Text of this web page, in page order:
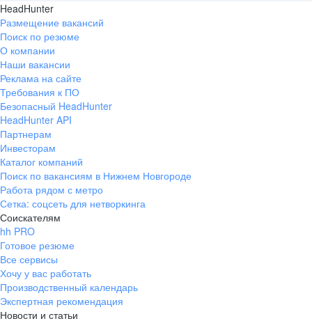
HeadHunter
Размещение вакансий
Поиск по резюме
О компании
Наши вакансии
Реклама на сайте
Требования к ПО
Безопасный HeadHunter
HeadHunter API
Партнерам
Инвесторам
Каталог компаний
Поиск по вакансиям в Нижнем Новгороде
Работа рядом с метро
Сетка: соцсеть для нетворкинга
Соискателям
hh PRO
Готовое резюме
Все сервисы
Хочу у вас работать
Производственный календарь
Экспертная рекомендация
Новости и статьи